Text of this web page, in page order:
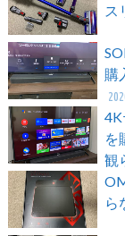
ス
購
4K
を
観
ら